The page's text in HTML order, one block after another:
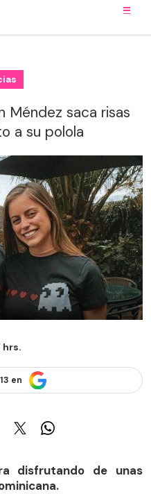
Méndez saca risas
a su polola
hrs.
en
disfrutando de unas